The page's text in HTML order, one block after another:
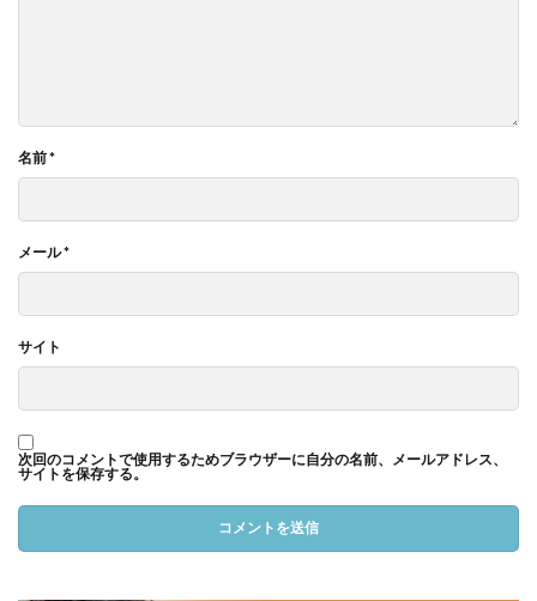
名前*
メール*
サイト
次回のコメントで使用するためブラウザーに自分の名前、メールアドレス、
サイトを保存する。